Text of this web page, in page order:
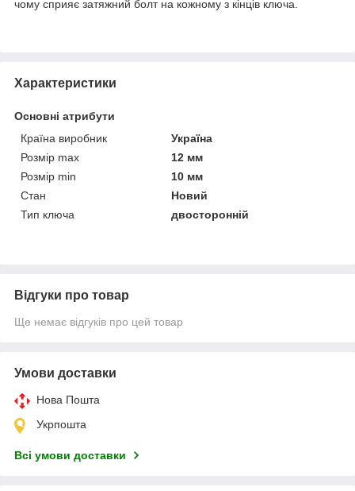
чому сприяє затяжний болт на кожному з кінців ключа.
Характеристики
Основні атрибути
Країна виробник
Україна
Розмір max
12 мм
Розмір min
10 мм
Стан
Новий
Тип ключа
двосторонній
Відгуки про товар
Ще немає відгуків про цей товар
Умови доставки
Нова Пошта
Укрпошта
Всі умови доставки